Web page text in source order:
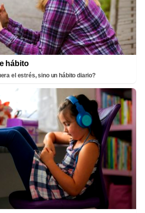
hábito
el estrés, sino un hábito diario?